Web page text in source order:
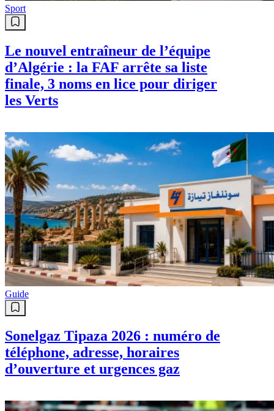
Sport
Le nouvel entraîneur de l’équipe
d’Algérie : la FAF arrête sa liste
finale, 3 noms en lice pour diriger
les Verts
Guide
Sonelgaz Tipaza 2026 : numéro de
téléphone, adresse, horaires
d’ouverture et urgences gaz